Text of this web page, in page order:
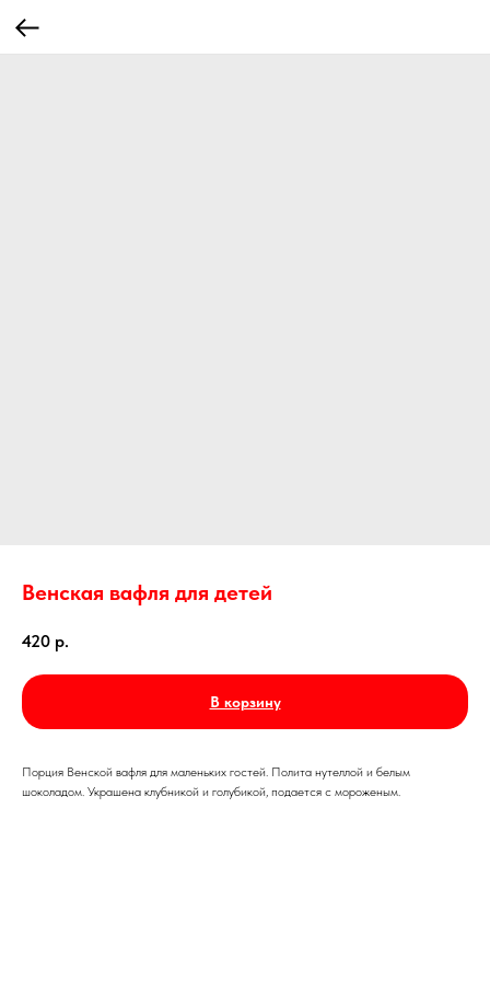
Венская вафля для детей
420 р.
В корзину
Порция Венской вафля для маленьких гостей. Полита нутеллой и белым
шоколадом. Украшена клубникой и голубикой, подается с мороженым.